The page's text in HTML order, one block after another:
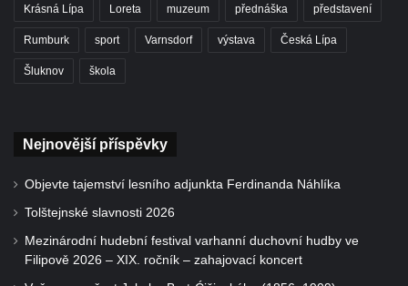
Krásná Lípa Loreta muzeum přednáška představení
Rumburk sport Varnsdorf výstava Česká Lípa
Šluknov škola
Nejnovější příspěvky
Objevte tajemství lesního adjunkta Ferdinanda Náhlíka
Tolštejnské slavnosti 2026
Mezinárodní hudební festival varhanní duchovní hudby ve
Filipově 2026 – XIX. ročník – zahajovací koncert